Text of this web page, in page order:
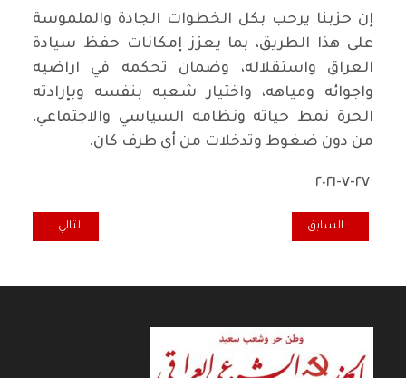
إن حزبنا يرحب بكل الخطوات الجادة والملموسة
على هذا الطريق، بما يعزز إمكانات حفظ سيادة
العراق واستقلاله، وضمان تحكمه في اراضيه
واجوائه ومياهه، واختيار شعبه بنفسه وبإرادته
الحرة نمط حياته ونظامه السياسي والاجتماعي،
من دون ضغوط وتدخلات من أي طرف كان.
المقال السابق: المركز الإعلامي للحزب الشيوعي العراقي: اقتحام قناة
السابق المقال التالي:
التالي